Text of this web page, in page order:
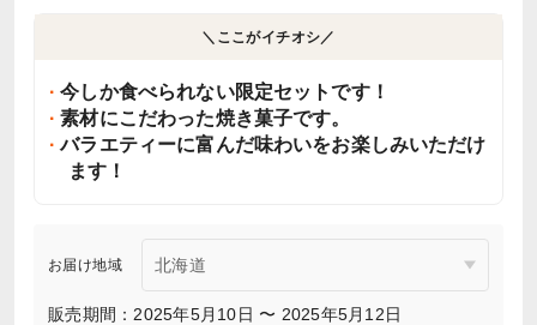
＼ここがイチオシ／
今しか食べられない限定セットです！
素材にこだわった焼き菓子です。
バラエティーに富んだ味わいをお楽しみいただけ
ます！
お届け地域
販売期間：2025年5月10日 〜 2025年5月12日